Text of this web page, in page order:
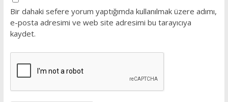
Bir dahaki sefere yorum yaptığımda kullanılmak üzere adımı,
e-posta adresimi ve web site adresimi bu tarayıcıya
kaydet.